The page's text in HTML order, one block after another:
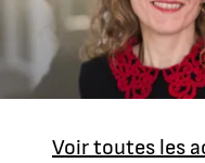
Voir toutes les